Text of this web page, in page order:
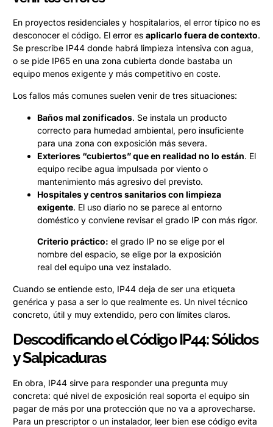
En proyectos residenciales y hospitalarios, el error típico no es
desconocer el código. El error es aplicarlo fuera de contexto.
Se prescribe IP44 donde habrá limpieza intensiva con agua,
o se pide IP65 en una zona cubierta donde bastaba un
equipo menos exigente y más competitivo en coste.
Los fallos más comunes suelen venir de tres situaciones:
Baños mal zonificados. Se instala un producto
correcto para humedad ambiental, pero insuficiente
para una zona con exposición más severa.
Exteriores “cubiertos” que en realidad no lo están. El
equipo recibe agua impulsada por viento o
mantenimiento más agresivo del previsto.
Hospitales y centros sanitarios con limpieza
exigente. El uso diario no se parece al entorno
doméstico y conviene revisar el grado IP con más rigor.
Criterio práctico: el grado IP no se elige por el
nombre del espacio, se elige por la exposición
real del equipo una vez instalado.
Cuando se entiende esto, IP44 deja de ser una etiqueta
genérica y pasa a ser lo que realmente es. Un nivel técnico
concreto, útil y muy extendido, pero con límites claros.
Descodificando el Código IP44: Sólidos
y Salpicaduras
En obra, IP44 sirve para responder una pregunta muy
concreta: qué nivel de exposición real soporta el equipo sin
pagar de más por una protección que no va a aprovecharse.
Para un prescriptor o un instalador, leer bien ese código evita